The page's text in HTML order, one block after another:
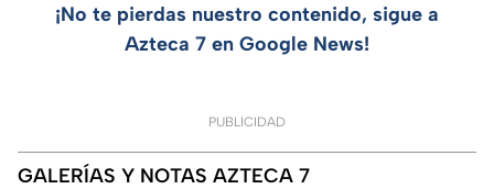
¡No te pierdas nuestro contenido, sigue a
Azteca 7 en Google News!
PUBLICIDAD
GALERÍAS Y NOTAS AZTECA 7